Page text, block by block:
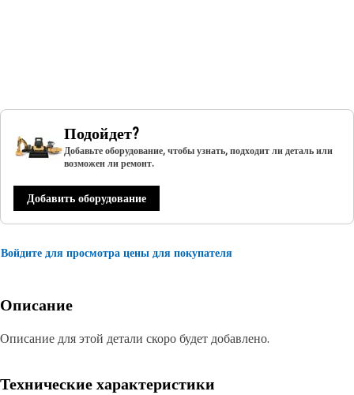
Подойдет?
Добавьте оборудование, чтобы узнать, подходит ли деталь или
возможен ли ремонт.
Добавить оборудование
Войдите для просмотра цены для покупателя
Описание
Описание для этой детали скоро будет добавлено.
Технические характеристики